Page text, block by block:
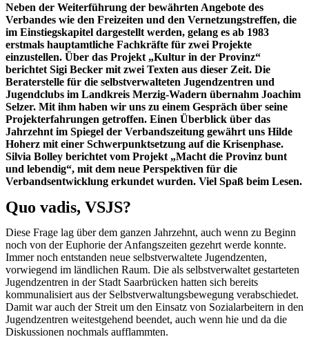
Neben der Weiterführung der bewährten Angebote des
Verbandes wie den Freizeiten und den Vernetzungstreffen, die
im Einstiegskapitel dargestellt werden, gelang es ab 1983
erstmals hauptamtliche Fachkräfte für zwei Projekte
einzustellen. Über das Projekt „Kultur in der Provinz“
berichtet Sigi Becker mit zwei Texten aus dieser Zeit. Die
Beraterstelle für die selbstverwalteten Jugendzentren und
Jugendclubs im Landkreis Merzig-Wadern übernahm Joachim
Selzer. Mit ihm haben wir uns zu einem Gespräch über seine
Projekterfahrungen getroffen. Einen Überblick über das
Jahrzehnt im Spiegel der Verbandszeitung gewährt uns Hilde
Hoherz mit einer Schwerpunktsetzung auf die Krisenphase.
Silvia Bolley berichtet vom Projekt „Macht die Provinz bunt
und lebendig“, mit dem neue Perspektiven für die
Verbandsentwicklung erkundet wurden. Viel Spaß beim Lesen.
Quo vadis, VSJS?
Diese Frage lag über dem ganzen Jahrzehnt, auch wenn zu Beginn
noch von der Euphorie der Anfangszeiten gezehrt werde konnte.
Immer noch entstanden neue selbstverwaltete Jugendzenten,
vorwiegend im ländlichen Raum. Die als selbstverwaltet gestarteten
Jugendzentren in der Stadt Saarbrücken hatten sich bereits
kommunalisiert aus der Selbstverwaltungsbewegung verabschiedet.
Damit war auch der Streit um den Einsatz von Sozialarbeitern in den
Jugendzentren weitestgehend beendet, auch wenn hie und da die
Diskussionen nochmals aufflammten.